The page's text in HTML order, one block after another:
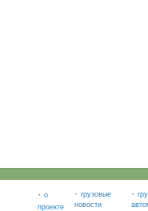
· о
проекте
· грузовые
новости
·